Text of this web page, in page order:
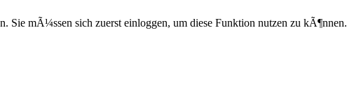
Sie mÃ¼ssen sich zuerst einloggen, um diese Funktion nutzen zu kÃ¶nnen.